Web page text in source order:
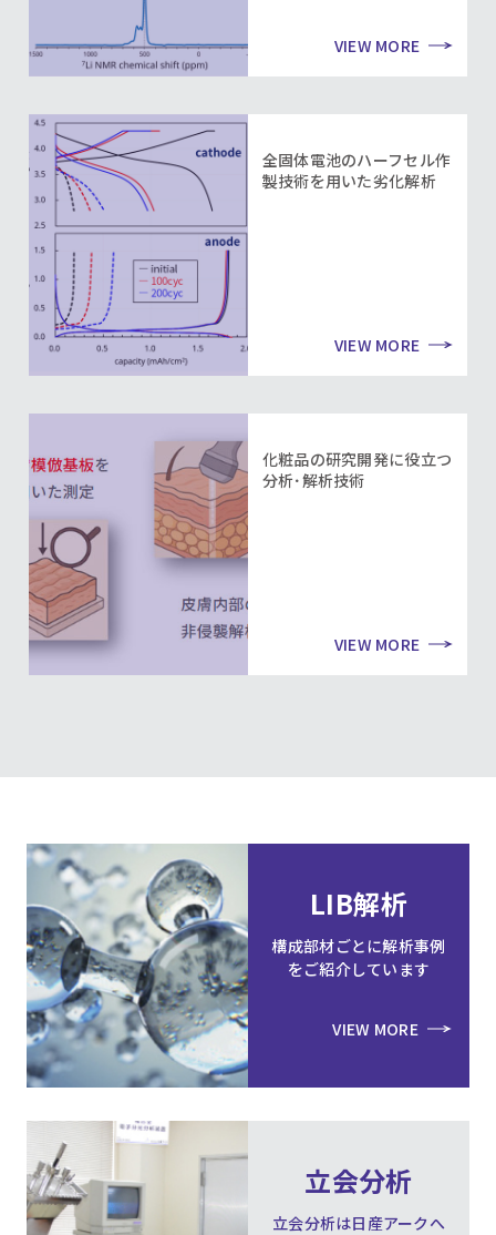
VIEW MORE
全固体電池のハーフセル作
製技術を用いた劣化解析
VIEW MORE
化粧品の研究開発に役立つ
分析･解析技術
VIEW MORE
LIB解析
構成部材ごとに解析事例
をご紹介しています
VIEW MORE
立会分析
立会分析は日産アークへ